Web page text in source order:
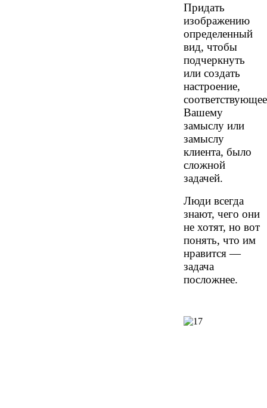
Придать
изображению
определенный
вид, чтобы
подчеркнуть
или создать
настроение,
соответствующее
Вашему
замыслу или
замыслу
клиента, было
сложной
задачей.
Люди всегда
знают, чего они
не хотят, но вот
понять, что им
нравится —
задача
посложнее.